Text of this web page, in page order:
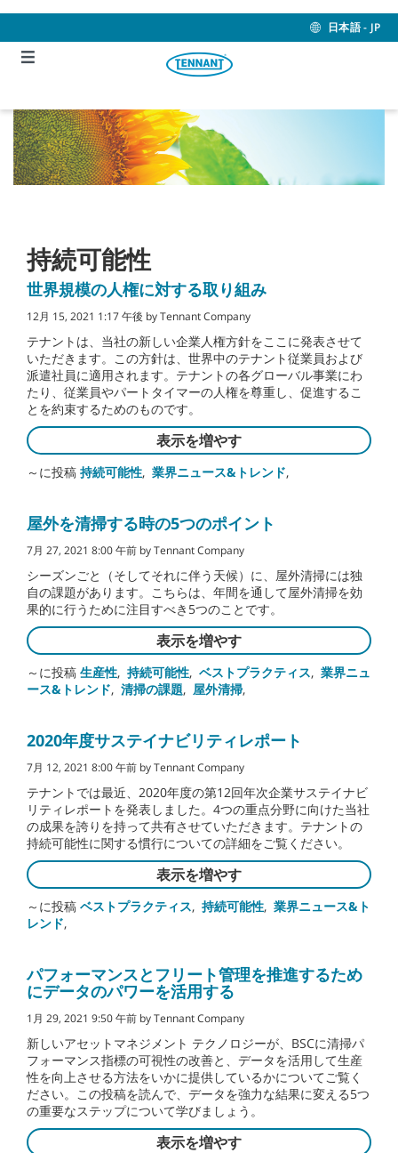
content
navigation
menu
日本語 - JP
持続可能性
世界規模の人権に対する取り組み
12月 15, 2021 1:17 午後 by Tennant Company
テナントは、当社の新しい企業人権方針をここに発表させて
いただきます。この方針は、世界中のテナント従業員および
派遣社員に適用されます。テナントの各グローバル事業にわ
たり、従業員やパートタイマーの人権を尊重し、促進するこ
とを約束するためのものです。
表示を増やす
～に投稿 持続可能性, 業界ニュース&トレンド,
屋外を清掃する時の5つのポイント
7月 27, 2021 8:00 午前 by Tennant Company
シーズンごと（そしてそれに伴う天候）に、屋外清掃には独
自の課題があります。こちらは、年間を通して屋外清掃を効
果的に行うために注目すべき5つのことです。
表示を増やす
～に投稿 生産性, 持続可能性, ベストプラクティス, 業界ニュ
ース&トレンド, 清掃の課題, 屋外清掃,
2020年度サステイナビリティレポート
7月 12, 2021 8:00 午前 by Tennant Company
テナントでは最近、2020年度の第12回年次企業サステイナビ
リティレポートを発表しました。4つの重点分野に向けた当社
の成果を誇りを持って共有させていただきます。テナントの
持続可能性に関する慣行についての詳細をご覧ください。
表示を増やす
～に投稿 ベストプラクティス, 持続可能性, 業界ニュース&ト
レンド,
パフォーマンスとフリート管理を推進するため
にデータのパワーを活用する
1月 29, 2021 9:50 午前 by Tennant Company
新しいアセットマネジメント テクノロジーが、BSCに清掃パ
フォーマンス指標の可視性の改善と、データを活用して生産
性を向上させる方法をいかに提供しているかについてご覧く
ださい。この投稿を読んで、データを強力な結果に変える5つ
の重要なステップについて学びましょう。
表示を増やす